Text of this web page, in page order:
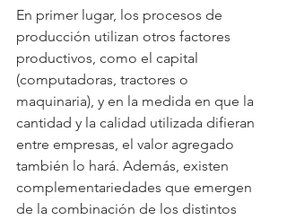
En primer lugar, los procesos de
producción utilizan otros factores
productivos, como el capital
(computadoras, tractores o
maquinaria), y en la medida en que la
cantidad y la calidad utilizada difieran
entre empresas, el valor agregado
también lo hará. Además, existen
complementariedades que emergen
de la combinación de los distintos